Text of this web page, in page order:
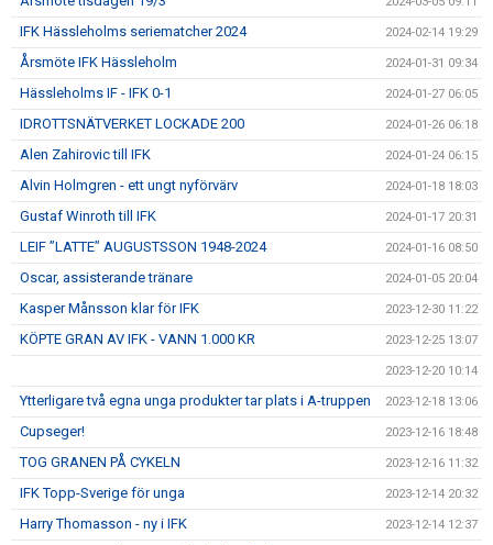
IFK Hässleholms seriematcher 2024 2024-02-14 19:29
Årsmöte IFK Hässleholm 2024-01-31 09:34
Hässleholms IF - IFK 0-1 2024-01-27 06:05
IDROTTSNÄTVERKET LOCKADE 200 2024-01-26 06:18
Alen Zahirovic till IFK 2024-01-24 06:15
Alvin Holmgren - ett ungt nyförvärv 2024-01-18 18:03
Gustaf Winroth till IFK 2024-01-17 20:31
LEIF ”LATTE” AUGUSTSSON 1948-2024 2024-01-16 08:50
Oscar, assisterande tränare 2024-01-05 20:04
Kasper Månsson klar för IFK 2023-12-30 11:22
KÖPTE GRAN AV IFK - VANN 1.000 KR 2023-12-25 13:07
2023-12-20 10:14
Ytterligare två egna unga produkter tar plats i A-truppen 2023-12-18 13:06
Cupseger! 2023-12-16 18:48
TOG GRANEN PÅ CYKELN 2023-12-16 11:32
IFK Topp-Sverige för unga 2023-12-14 20:32
Harry Thomasson - ny i IFK 2023-12-14 12:37